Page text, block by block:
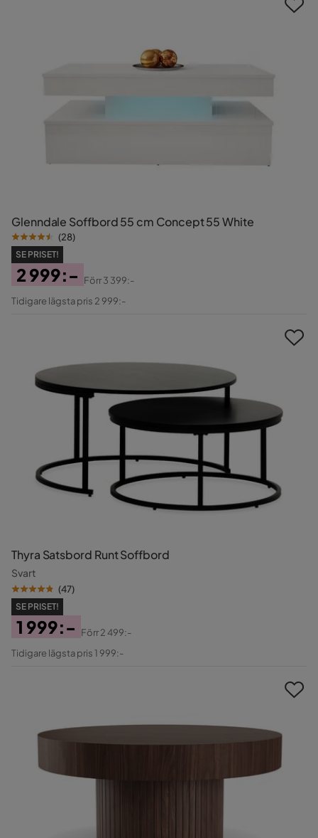
Glenndale Soffbord 55 cm Concept 55 White
(28)
SE PRISET!
Pris
2 999:-
Original
Förr3 399:-
Tidigare lägsta pris 2 999:-
Thyra Satsbord Runt Soffbord
Svart
(47)
SE PRISET!
Pris
1 999:-
Original
Förr2 499:-
Tidigare lägsta pris 1 999:-